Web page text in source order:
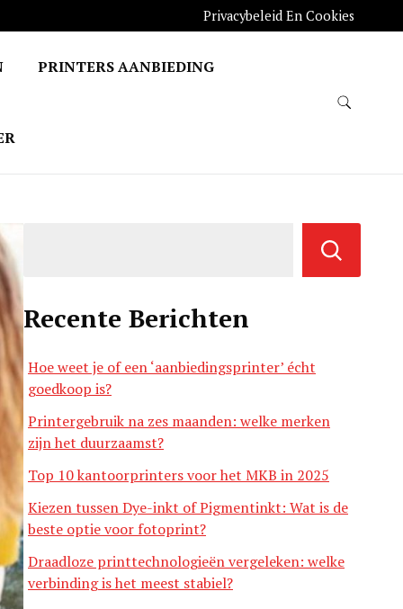
Privacybeleid En Cookies
PRINTERS AANBIEDING
Recente Berichten
Hoe weet je of een ‘aanbiedingsprinter’ écht
goedkoop is?
Printergebruik na zes maanden: welke merken
zijn het duurzaamst?
Top 10 kantoorprinters voor het MKB in 2025
Kiezen tussen Dye-inkt of Pigmentinkt: Wat is de
beste optie voor fotoprint?
Draadloze printtechnologieën vergeleken: welke
verbinding is het meest stabiel?